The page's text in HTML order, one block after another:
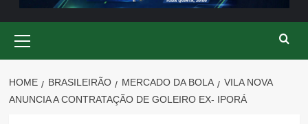
Menu
HOME BRASILEIRÃO MERCADO DA BOLA
VILA NOVA
ANUNCIA A CONTRATAÇÃO DE GOLEIRO EX- IPORÁ